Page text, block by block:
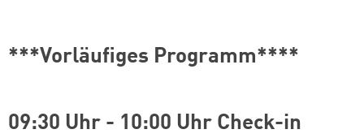
***Vorläufiges Programm****
09:30 Uhr - 10:00 Uhr Check-in